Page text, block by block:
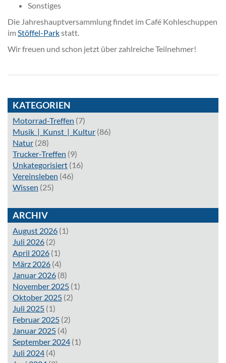
Sonstiges
Die Jahreshauptversammlung findet im Café Kohleschuppen
im Stöffel-Parkstatt.
Wir freuen und schon jetzt über zahlreiche Teilnehmer!
KATEGORIEN
Motorrad-Treffen (7)
Musik_|_Kunst_|_Kultur (86)
Natur (28)
Trucker-Treffen (9)
Unkategorisiert (16)
Vereinsleben (46)
Wissen (25)
ARCHIV
August 2026 (1)
Juli 2026 (2)
April 2026 (1)
März 2026 (4)
Januar 2026 (8)
November 2025 (1)
Oktober 2025 (2)
Juli 2025 (1)
Februar 2025 (2)
Januar 2025 (4)
September 2024 (1)
Juli 2024 (4)